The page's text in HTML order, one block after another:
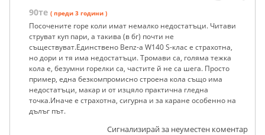
90те ( преди 3 години )
Посочените горе коли имат немалко недостатъци. Читави
струват куп пари, а такива (в бг) почти не
съществуват.Единствено Benz-a W140 S-клас е страхотна,
но дори и тя има недостатъци. Тромави са, голяма тежка
кола е, безумни горелки са, частите й не са шега. Просто
пример, една безкомпромисно строена кола също има
недостатъци, макар и от изцяло практична гледна
точка.Иначе е страхотна, сигурна и за каране особенно на
дълъг път.
Сигнализирай за неуместен коментар